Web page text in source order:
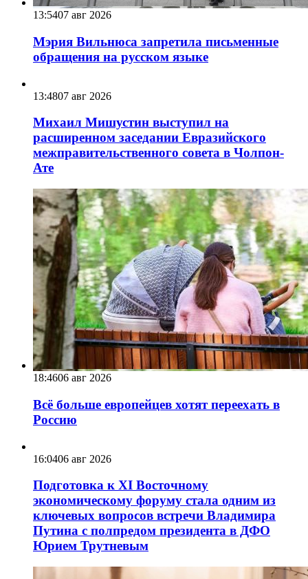
13:5407 авг 2026
Мэрия Вильнюса запретила письменные
обращения на русском языке
13:4807 авг 2026
Михаил Мишустин выступил на
расширенном заседании Евразийского
межправительственного совета в Чолпон-
Ате
18:4606 авг 2026
Всё больше европейцев хотят переехать в
Россию
16:0406 авг 2026
Подготовка к XI Восточному
экономическому форуму стала одним из
ключевых вопросов встречи Владимира
Путина с полпредом президента в ДФО
Юрием Трутневым